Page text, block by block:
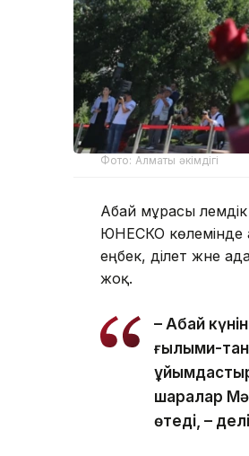
Фото: Алматы әкімдігі
Абай мұрасы
ЮНЕСКО көлемінде
еңбек, әділет және
жоқ.
– Абай
ғылыми-
шаралар
өтеді, –